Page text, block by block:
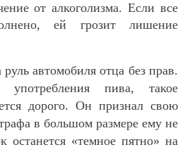
от алкоголизма. Если все
ей грозит лишение
автомобиля отца без прав.
пива, такое
дорого. Он признал свою
в большом размере ему не
останется «темное пятно» на